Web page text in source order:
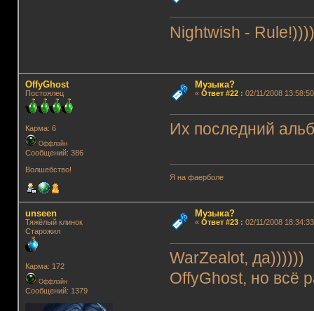
Nightwish -
OffyGhost
Постоялец
Карма: 6
Оффлайн
Сообщений: 386
Волшебство!
Музыка?
« Ответ #22: 02/11/2008
Их последний
Я на фаерболе
unseen
Тяжёлый клинок
Старожил
Карма: 172
Оффлайн
Сообщений: 1379
Музыка?
« Ответ #23: 02/11/2008
WarZealot,
OffyGhost, но всё